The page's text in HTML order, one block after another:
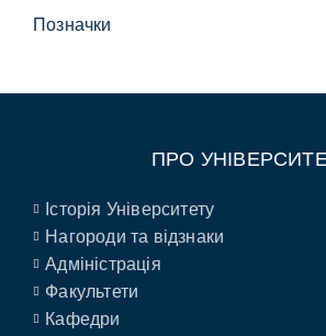
Позначки
ПРО
Історія Університету
Нагороди та відзнаки
Адміністрація
Факультети
Кафедри